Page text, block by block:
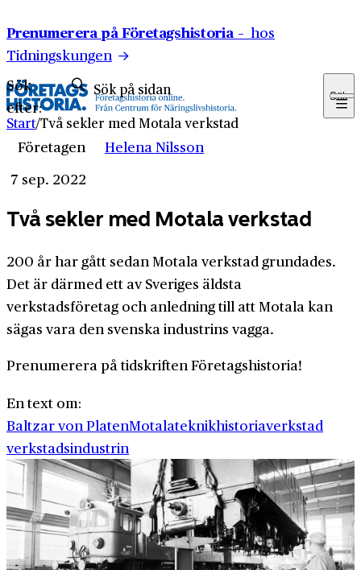
Prenumerera på Företagshistoria – hos
Tidningskungen
Sök
efter:
Sök
Start/Två sekler med Motala verkstad
Företagen
Helena Nilsson
7 sep. 2022
Två sekler med Motala verkstad
200 år har gått sedan Motala verkstad grundades.
Det är därmed ett av Sveriges äldsta
verkstadsföretag och anledning till att Motala kan
sägas vara den svenska industrins vagga.
Prenumerera på tidskriften Företagshistoria!
En text om:
Baltzar von PlatenMotalateknikhistoriaverkstad
verkstadsindustrin